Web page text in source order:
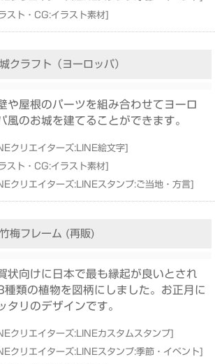
スト・CG:イラスト素材]
クラフト（ヨーロッパ）
や屋根のパーツを組み合わせてヨーロ
風のお城を建てることができます。
クリエイターズ:LINE絵文字]
スト・CG:イラスト素材]
クリエイターズ:LINEスタンプ:ご当地・方言]
梅フレーム (再販)
状向けに日本で最も縁起が良いとされ
種類の植物を図柄にしました。お正月に
タリのデザインです。
クリエイターズ:LINEカスタムスタンプ]
クリエイターズ:LINEスタンプ:季節・イベント]